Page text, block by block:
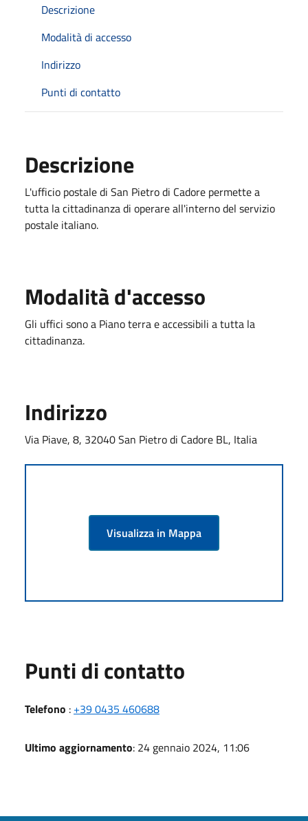
Descrizione
Modalità di accesso
Indirizzo
Punti di contatto
Descrizione
L'ufficio postale di San Pietro di Cadore permette a
tutta la cittadinanza di operare all'interno del servizio
postale italiano.
Modalità d'accesso
Gli uffici sono a Piano terra e accessibili a tutta la
cittadinanza.
Indirizzo
Via Piave, 8, 32040 San Pietro di Cadore BL, Italia
Visualizza in Mappa
Punti di contatto
Telefono : +39 0435 460688
Ultimo aggiornamento: 24 gennaio 2024, 11:06